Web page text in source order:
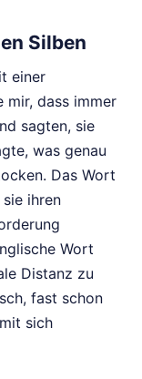
Silben
einer
mir, dass immer
sagten, sie
was genau
Das Wort
ihren
Wort
Distanz zu
fast schon
sich